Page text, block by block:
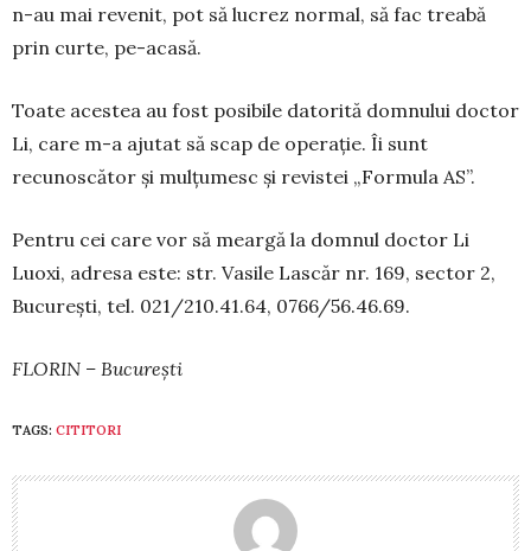
n-au mai revenit, pot să lucrez nor­mal, să fac treabă
prin curte, pe-acasă.
Toate acestea au fost posibile datorită dom­nului doctor
Li, care m-a ajutat să scap de ope­rație. Îi sunt
recunoscător și mulțumesc și revistei „Formula AS”.
Pentru cei care vor să meargă la domnul doctor Li
Luoxi, adresa este: str. Vasile Lascăr nr. 169, sector 2,
București, tel. 021/210.41.64, 0766/56.46.69.
FLORIN – București
TAGS: CITITORI